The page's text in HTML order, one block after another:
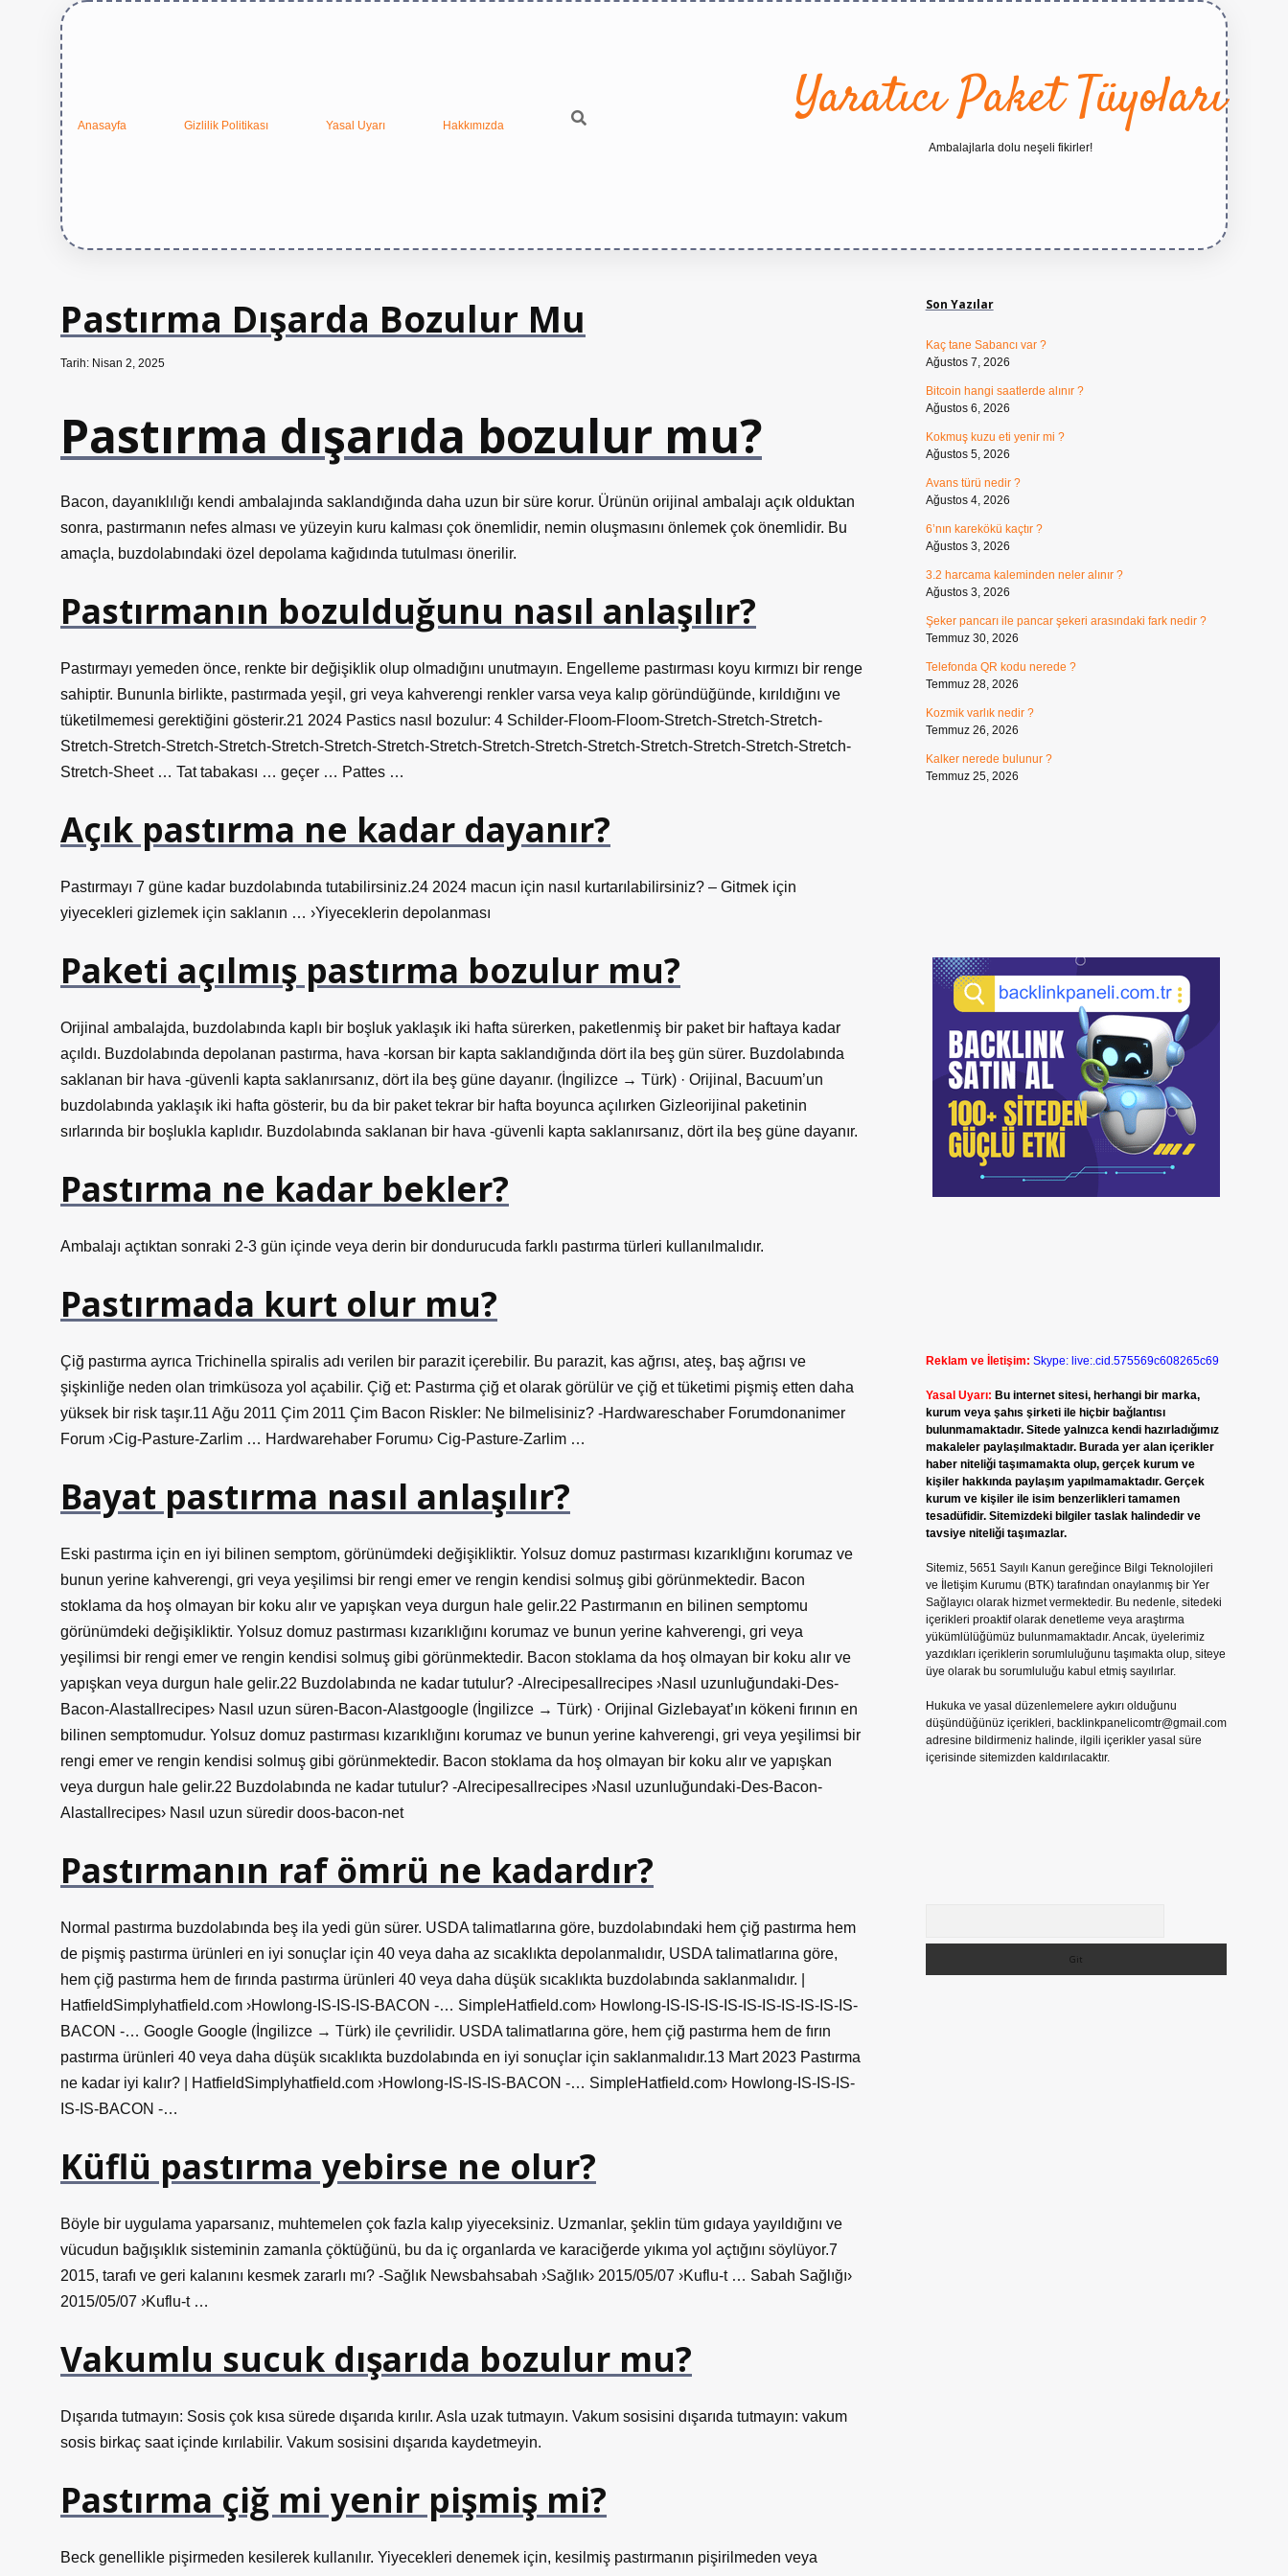
Anasayfa Gizlilik Politikası Yasal Uyarı Hakkımızda Yaratıcı Paket Tüyoları
Ambalajlarla dolu neşeli fikirler!
Pastırma Dışarda Bozulur Mu
Tarih: Nisan 2, 2025
Pastırma dışarıda bozulur mu?
Bacon, dayanıklılığı kendi ambalajında ​​saklandığında daha uzun bir süre korur. Ürünün orijinal ambalajı açık olduktan
sonra, pastırmanın nefes alması ve yüzeyin kuru kalması çok önemlidir, nemin oluşmasını önlemek çok önemlidir. Bu
amaçla, buzdolabındaki özel depolama kağıdında tutulması önerilir.
Pastırmanın bozulduğunu nasıl anlaşılır?
Pastırmayı yemeden önce, renkte bir değişiklik olup olmadığını unutmayın. Engelleme pastırması koyu kırmızı bir renge
sahiptir. Bununla birlikte, pastırmada yeşil, gri veya kahverengi renkler varsa veya kalıp göründüğünde, kırıldığını ve
tüketilmemesi gerektiğini gösterir.21 2024 Pastics nasıl bozulur: 4 Schilder-Floom-Floom-Stretch-Stretch-Stretch-
Stretch-Stretch-Stretch-Stretch-Stretch-Stretch-Stretch-Stretch-Stretch-Stretch-Stretch-Stretch-Stretch-Stretch-Stretch-
Stretch-Sheet … Tat tabakası … geçer … Pattes …
Açık pastırma ne kadar dayanır?
Pastırmayı 7 güne kadar buzdolabında tutabilirsiniz.24 2024 macun için nasıl kurtarılabilirsiniz? – Gitmek için
yiyecekleri gizlemek için saklanın … ›Yiyeceklerin depolanması
Paketi açılmış pastırma bozulur mu?
Orijinal ambalajda, buzdolabında kaplı bir boşluk yaklaşık iki hafta sürerken, paketlenmiş bir paket bir haftaya kadar
açıldı. Buzdolabında depolanan pastırma, hava -korsan bir kapta saklandığında dört ila beş gün sürer. Buzdolabında
saklanan bir hava -güvenli kapta saklanırsanız, dört ila beş güne dayanır. (İngilizce → Türk) · Orijinal, Bacuum’un
buzdolabında yaklaşık iki hafta gösterir, bu da bir paket tekrar bir hafta boyunca açılırken Gizleorijinal paketinin
sırlarında bir boşlukla kaplıdır. Buzdolabında saklanan bir hava -güvenli kapta saklanırsanız, dört ila beş güne dayanır.
Pastırma ne kadar bekler?
Ambalajı açtıktan sonraki 2-3 gün içinde veya derin bir dondurucuda farklı pastırma türleri kullanılmalıdır.
Pastırmada kurt olur mu?
Çiğ pastırma ayrıca Trichinella spiralis adı verilen bir parazit içerebilir. Bu parazit, kas ağrısı, ateş, baş ağrısı ve
şişkinliğe neden olan trimküsoza yol açabilir. Çiğ et: Pastırma çiğ et olarak görülür ve çiğ et tüketimi pişmiş etten daha
yüksek bir risk taşır.11 Ağu 2011 Çim 2011 Çim Bacon Riskler: Ne bilmelisiniz? -Hardwareschaber Forumdonanimer
Forum ›Cig-Pasture-Zarlim … Hardwarehaber Forumu› Cig-Pasture-Zarlim …
Bayat pastırma nasıl anlaşılır?
Eski pastırma için en iyi bilinen semptom, görünümdeki değişikliktir. Yolsuz domuz pastırması kızarıklığını korumaz ve
bunun yerine kahverengi, gri veya yeşilimsi bir rengi emer ve rengin kendisi solmuş gibi görünmektedir. Bacon
stoklama da hoş olmayan bir koku alır ve yapışkan veya durgun hale gelir.22 Pastırmanın en bilinen semptomu
görünümdeki değişikliktir. Yolsuz domuz pastırması kızarıklığını korumaz ve bunun yerine kahverengi, gri veya
yeşilimsi bir rengi emer ve rengin kendisi solmuş gibi görünmektedir. Bacon stoklama da hoş olmayan bir koku alır ve
yapışkan veya durgun hale gelir.22 Buzdolabında ne kadar tutulur? -Alrecipesallrecipes ›Nasıl uzunluğundaki-Des-
Bacon-Alastallrecipes› Nasıl uzun süren-Bacon-Alastgoogle (İngilizce → Türk) · Orijinal Gizlebayat’ın kökeni fırının en
bilinen semptomudur. Yolsuz domuz pastırması kızarıklığını korumaz ve bunun yerine kahverengi, gri veya yeşilimsi bir
rengi emer ve rengin kendisi solmuş gibi görünmektedir. Bacon stoklama da hoş olmayan bir koku alır ve yapışkan
veya durgun hale gelir.22 Buzdolabında ne kadar tutulur? -Alrecipesallrecipes ›Nasıl uzunluğundaki-Des-Bacon-
Alastallrecipes› Nasıl uzun süredir doos-bacon-net
Pastırmanın raf ömrü ne kadardır?
Normal pastırma buzdolabında beş ila yedi gün sürer. USDA talimatlarına göre, buzdolabındaki hem çiğ pastırma hem
de pişmiş pastırma ürünleri en iyi sonuçlar için 40 veya daha az sıcaklıkta depolanmalıdır, USDA talimatlarına göre,
hem çiğ pastırma hem de fırında pastırma ürünleri 40 veya daha düşük sıcaklıkta buzdolabında saklanmalıdır. |
HatfieldSimplyhatfield.com ›Howlong-IS-IS-IS-BACON -… SimpleHatfield.com› Howlong-IS-IS-IS-IS-IS-IS-IS-IS-IS-IS-
BACON -… Google Google (İngilizce → Türk) ile çevrilidir. USDA talimatlarına göre, hem çiğ pastırma hem de fırın
pastırma ürünleri 40 veya daha düşük sıcaklıkta buzdolabında en iyi sonuçlar için saklanmalıdır.13 Mart 2023 Pastırma
ne kadar iyi kalır? | HatfieldSimplyhatfield.com ›Howlong-IS-IS-IS-BACON -… SimpleHatfield.com› Howlong-IS-IS-IS-
IS-IS-BACON -…
Küflü pastırma yebirse ne olur?
Böyle bir uygulama yaparsanız, muhtemelen çok fazla kalıp yiyeceksiniz. Uzmanlar, şeklin tüm gıdaya yayıldığını ve
vücudun bağışıklık sisteminin zamanla çöktüğünü, bu da iç organlarda ve karaciğerde yıkıma yol açtığını söylüyor.7
2015, tarafı ve geri kalanını kesmek zararlı mı? -Sağlık Newsbahsabah ›Sağlık› 2015/05/07 ›Kuflu-t … Sabah Sağlığı›
2015/05/07 ›Kuflu-t …
Vakumlu sucuk dışarıda bozulur mu?
Dışarıda tutmayın: Sosis çok kısa sürede dışarıda kırılır. Asla uzak tutmayın. Vakum sosisini dışarıda tutmayın: vakum
sosis birkaç saat içinde kırılabilir. Vakum sosisini dışarıda kaydetmeyin.
Pastırma çiğ mi yenir pişmiş mi?
Beck genellikle pişirmeden kesilerek kullanılır. Yiyecekleri denemek için, kesilmiş pastırmanın pişirilmeden veya
Son Yazılar
Kaç tane Sabancı var ?
Ağustos 7, 2026
Bitcoin hangi saatlerde alınır ?
Ağustos 6, 2026
Kokmuş kuzu eti yenir mi ?
Ağustos 5, 2026
Avans türü nedir ?
Ağustos 4, 2026
6’nın karekökü kaçtır ?
Ağustos 3, 2026
3.2 harcama kaleminden neler alınır ?
Ağustos 3, 2026
Şeker pancarı ile pancar şekeri arasındaki fark nedir ?
Temmuz 30, 2026
Telefonda QR kodu nerede ?
Temmuz 28, 2026
Kozmik varlık nedir ?
Temmuz 26, 2026
Kalker nerede bulunur ?
Temmuz 25, 2026
Reklam ve İletişim: Skype: live:.cid.575569c608265c69
Yasal Uyarı: Bu internet sitesi, herhangi bir marka,
kurum veya şahıs şirketi ile hiçbir bağlantısı
bulunmamaktadır. Sitede yalnızca kendi hazırladığımız
makaleler paylaşılmaktadır. Burada yer alan içerikler
haber niteliği taşımamakta olup, gerçek kurum ve
kişiler hakkında paylaşım yapılmamaktadır. Gerçek
kurum ve kişiler ile isim benzerlikleri tamamen
tesadüfidir. Sitemizdeki bilgiler taslak halindedir ve
tavsiye niteliği taşımazlar.
Sitemiz, 5651 Sayılı Kanun gereğince Bilgi Teknolojileri
ve İletişim Kurumu (BTK) tarafından onaylanmış bir Yer
Sağlayıcı olarak hizmet vermektedir. Bu nedenle, sitedeki
içerikleri proaktif olarak denetleme veya araştırma
yükümlülüğümüz bulunmamaktadır. Ancak, üyelerimiz
yazdıkları içeriklerin sorumluluğunu taşımakta olup, siteye
üye olarak bu sorumluluğu kabul etmiş sayılırlar.
Hukuka ve yasal düzenlemelere aykırı olduğunu
düşündüğünüz içerikleri, backlinkpanelicomtr@gmail.com
adresine bildirmeniz halinde, ilgili içerikler yasal süre
içerisinde sitemizden kaldırılacaktır.